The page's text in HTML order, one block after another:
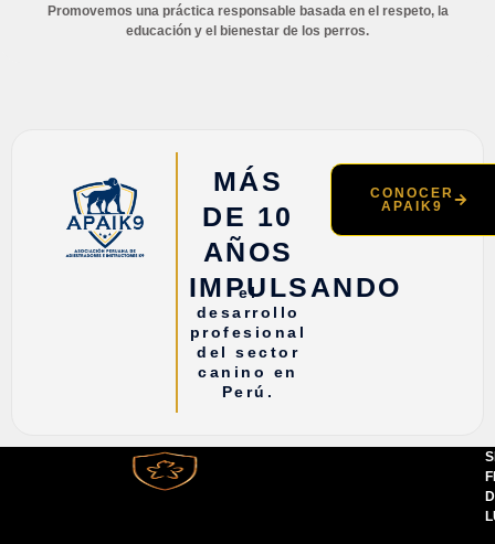
Promovemos una práctica responsable basada en el respeto, la
educación y el bienestar de los perros.
MÁS
DE 10
AÑOS
IMPULSANDO
el
desarrollo
profesional
del sector
canino en
Perú.
CONOCER
APAIK9